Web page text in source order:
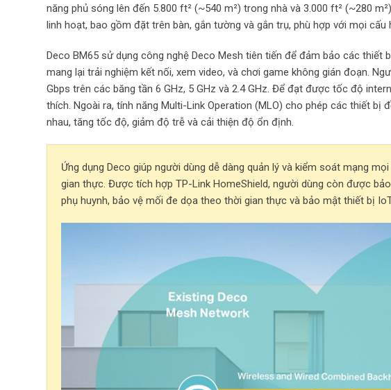
năng phủ sóng lên đến 5.800 ft² (~540 m²) trong nhà và 3.000 ft² (~280
linh hoạt, bao gồm đặt trên bàn, gắn tường và gắn trụ, phù hợp với mọi cấu
Deco BM65 sử dụng công nghệ Deco Mesh tiên tiến để đảm bảo các
mang lại trải nghiệm kết nối, xem video, và chơi game không gián đoạn.
Gbps trên các băng tần 6 GHz, 5 GHz và 2.4 GHz. Để đạt được tốc độ
thích. Ngoài ra, tính năng Multi-Link Operation (MLO) cho phép các thiết bị
nhau, tăng tốc độ, giảm độ trễ và cải thiện độ ổn định.
Ứng dụng Deco giúp người dùng dễ dàng quản lý và kiểm soát mạng
gian thực. Được tích hợp TP-Link HomeShield, người dùng còn được
phụ huynh, bảo vệ mối đe dọa theo thời gian thực và bảo mật thiết bị